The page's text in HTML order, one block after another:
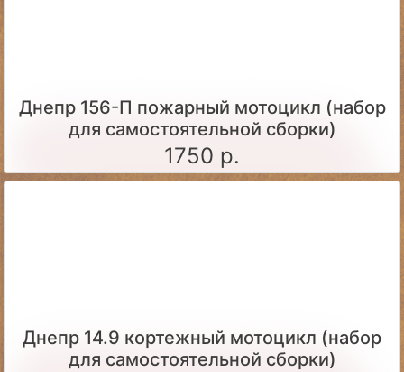
Днепр 156-П пожарный мотоцикл (набор
для самостоятельной сборки)
1750 р.
Днепр 14.9 кортежный мотоцикл (набор
для самостоятельной сборки)